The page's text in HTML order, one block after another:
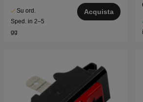
Su ord.
Sped. in 2–5
gg
Acquista